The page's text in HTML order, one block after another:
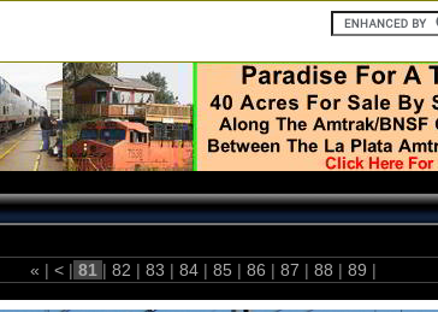
« | < | 81 | 82 | 83 | 84 | 85 | 86 | 87 | 88 | 89 |